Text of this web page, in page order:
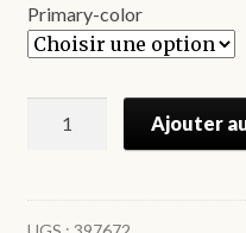
Primary-color
ras
Ajouter